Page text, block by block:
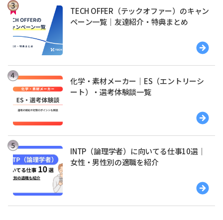
TECH OFFER（テックオファー）のキャン
ペーン一覧｜友達紹介・特典まとめ
化学・素材メーカー｜ES（エントリーシ
ート）・選考体験談一覧
INTP（論理学者）に向いてる仕事10選｜
女性・男性別の適職を紹介